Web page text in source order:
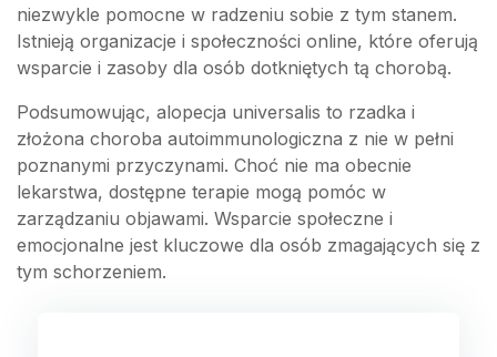
niezwykle pomocne w radzeniu sobie z tym stanem.
Istnieją organizacje i społeczności online, które oferują
wsparcie i zasoby dla osób dotkniętych tą chorobą.
Podsumowując, alopecja universalis to rzadka i
złożona choroba autoimmunologiczna z nie w pełni
poznanymi przyczynami. Choć nie ma obecnie
lekarstwa, dostępne terapie mogą pomóc w
zarządzaniu objawami. Wsparcie społeczne i
emocjonalne jest kluczowe dla osób zmagających się z
tym schorzeniem.